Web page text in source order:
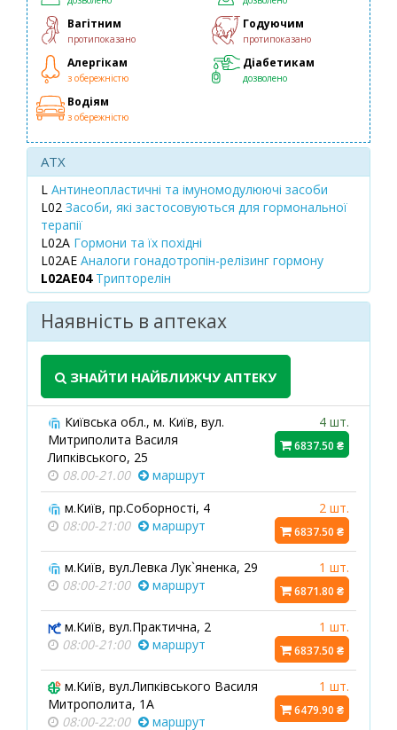
Вагітним
протипоказано
Годуючим
протипоказано
Алергікам
з обережністю
Діабетикам
дозволено
Водіям
з обережністю
ATX
L Антинеопластичні та імуномодулюючі засоби
L02 Засоби, які застосовуються для гормональної
терапії
L02A Гормони та їх похідні
L02AE Аналоги гонадотропін-релізинг гормону
L02AE04 Трипторелін
Наявність в аптеках
ЗНАЙТИ НАЙБЛИЖЧУ АПТЕКУ
Київська обл., м. Київ, вул.
Митриполита Василя
Липківського, 25
08.00-21.00
маршрут
4 шт.
6837.50 ₴
м.Київ, пр.Соборності, 4
08:00-21:00
маршрут
2 шт.
6837.50 ₴
м.Київ, вул.Левка Лук`яненка, 29
08:00-21:00
маршрут
1 шт.
6871.80 ₴
м.Київ, вул.Практична, 2
08:00-21:00
маршрут
1 шт.
6837.50 ₴
м.Київ, вул.Липківського Василя
Митрополита, 1А
08:00-22:00
маршрут
1 шт.
6479.90 ₴